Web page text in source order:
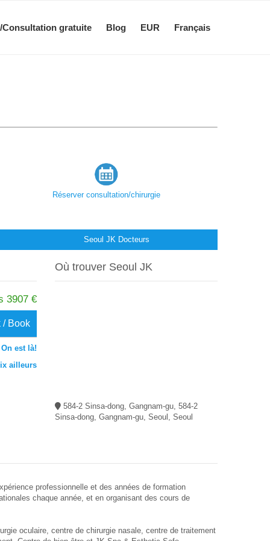
Consultation gratuite Blog EUR Français
Réserver consultation/chirurgie
3907 €
/ Book
est là!
ailleurs
Où trouver Seoul JK
584-2 Sinsa-dong, Gangnam-gu, 584-2
Sinsa-dong, Gangnam-gu, Seoul, Seoul
professionnelle et des années de formation
chaque année, et en organisant des cours de
oculaire, centre de chirurgie nasale, centre de traitement
Seoul JK Docteurs